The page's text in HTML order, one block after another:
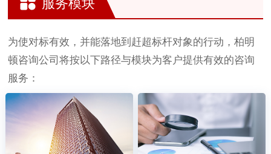
服务模块
为使对标有效，并能落地到赶超标杆对象的行动，柏明
顿咨询公司将按以下路径与模块为客户提供有效的咨询
服务：